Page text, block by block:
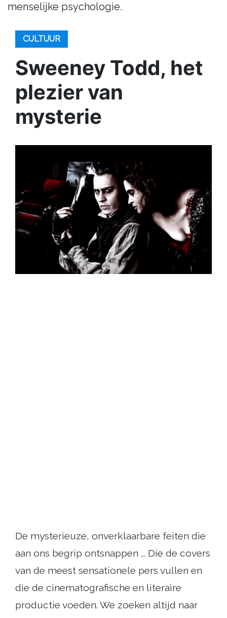
menselijke psychologie.
CULTUUR
Sweeney Todd, het
plezier van
mysterie
De mysterieuze, onverklaarbare feiten die
aan ons begrip ontsnappen ... Die de covers
van de meest sensationele pers vullen en
die de cinematografische en literaire
productie voeden. We zoeken altijd naar